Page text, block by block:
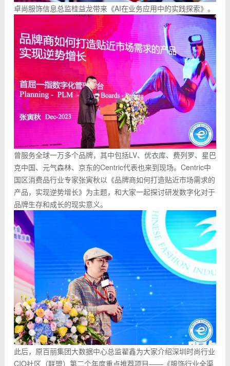
卓尚服饰信息总监桂益龙带来《AI在业务应用中的实践探索》。
曾服务全球一万多个品牌，其中包括LV、优衣库、费列罗、星巴
克中国、元气森林、京东的Centric代表也来到现场。Centric中
国区消费品行业专家张寅秋以《品牌商如何打造贴近市场需求的
产品，实现逆势增长》为主题，和大家一起探讨研发数字化对于
品牌生存和成长的现实意义。
此后，原百丽集团大数据中心总监翟鑫为大家介绍深圳时尚行业
CIO社区（联盟）第二个年度重点推荐项目——《服饰行业全渠